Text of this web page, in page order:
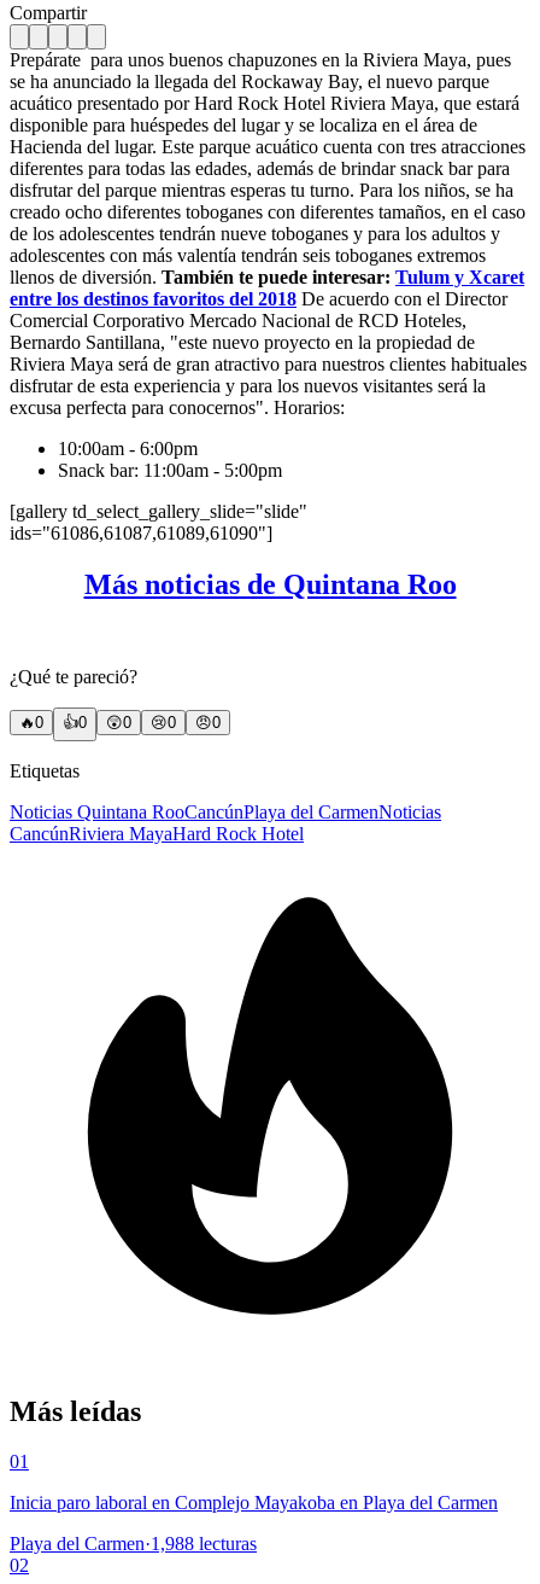
Compartir
Prepárate para unos buenos chapuzones en la Riviera Maya, pues
se ha anunciado la llegada del Rockaway Bay, el nuevo parque
acuático presentado por Hard Rock Hotel Riviera Maya, que estará
disponible para huéspedes del lugar y se localiza en el área de
Hacienda del lugar. Este parque acuático cuenta con tres atracciones
diferentes para todas las edades, además de brindar snack bar para
disfrutar del parque mientras esperas tu turno. Para los niños, se ha
creado ocho diferentes toboganes con diferentes tamaños, en el caso
de los adolescentes tendrán nueve toboganes y para los adultos y
adolescentes con más valentía tendrán seis toboganes extremos
llenos de diversión. También te puede interesar: Tulum y Xcaret
entre los destinos favoritos del 2018 De acuerdo con el Director
Comercial Corporativo Mercado Nacional de RCD Hoteles,
Bernardo Santillana, "este nuevo proyecto en la propiedad de
Riviera Maya será de gran atractivo para nuestros clientes habituales
disfrutar de esta experiencia y para los nuevos visitantes será la
excusa perfecta para conocernos". Horarios:
10:00am - 6:00pm
Snack bar: 11:00am - 5:00pm
[gallery td_select_gallery_slide="slide"
ids="61086,61087,61089,61090"]
Más noticias de Quintana Roo
¿Qué te pareció?
🔥0 👍0 😲0 😢0 😠0
Etiquetas
Noticias Quintana RooCancúnPlaya del CarmenNoticias
CancúnRiviera MayaHard Rock Hotel
Más leídas
01
Inicia paro laboral en Complejo Mayakoba en Playa del Carmen
Playa del Carmen·1,988 lecturas
02